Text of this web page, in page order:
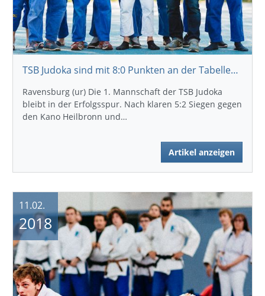
TSB Judoka sind mit 8:0 Punkten an der Tabellenspitze
Ravensburg (ur) Die 1. Mannschaft der TSB Judoka
bleibt in der Erfolgsspur. Nach klaren 5:2 Siegen gegen
den Kano Heilbronn und…
Artikel anzeigen
11.02.
2018